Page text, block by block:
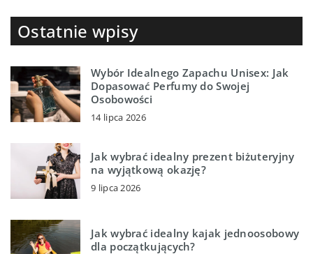
Ostatnie wpisy
Wybór Idealnego Zapachu Unisex: Jak
Dopasować Perfumy do Swojej
Osobowości
14 lipca 2026
Jak wybrać idealny prezent biżuteryjny
na wyjątkową okazję?
9 lipca 2026
Jak wybrać idealny kajak jednoosobowy
dla początkujących?